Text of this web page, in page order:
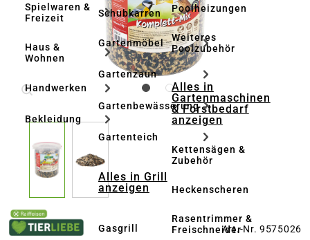
Spielwaren &
Freizeit
Haus &
Wohnen
Handwerken
Bekleidung
Schubkarren
Gartenmöbel
Gartenzaun
Gartenbewässerung
Gartenteich
Alles in Grill
anzeigen
Gasgrill
Poolheizungen
Weiteres
Poolzubehör
Alles in
Gartenmaschinen
& Forstbedarf
anzeigen
Kettensägen &
Zubehör
Heckenscheren
Rasentrimmer &
FreischneiderArt.-Nr. 9575026